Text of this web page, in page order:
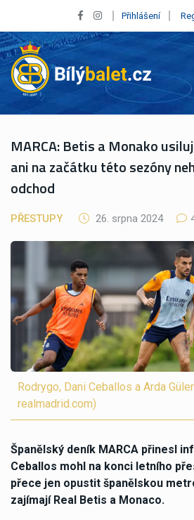
Přihlášení
MARCA: Betis a Monako
ani na začátku této sezóny
odchod
PŘESTUPY 26. srpna 2024
Rodrygo, Dani Ceballos a Arda
realmadrid.com)
Španělský deník MARCA přinesl
Ceballos mohl na konci letního
přece jen opustit španělskou
zajímají Real Betis a Monaco.